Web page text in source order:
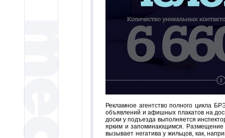
Рекламное агентство полного цикла
объявлений и афишных плакатов на
доски у подъезда выполняется
ярким и запоминающимся. Размещение
вызывает негатива у жильцов, как,